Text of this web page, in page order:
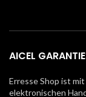
AICEL
Erresse Shop ist mit
elektronischen